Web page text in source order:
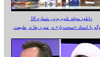
دانلود مجله تلویزیونی شماره 18
با استاد «سخت‌باز» در مورد بقا در طبیعت